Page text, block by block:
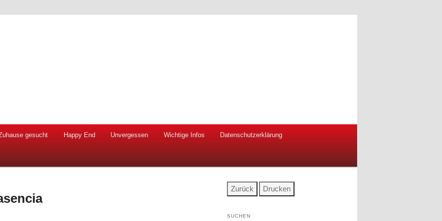
gesucht Happy End Unvergessen Wichtige Infos Datenschutzerklärung
SUCHEN